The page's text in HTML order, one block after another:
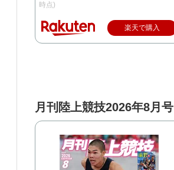
時点)
楽天で購入
月刊陸上競技2026年8月号